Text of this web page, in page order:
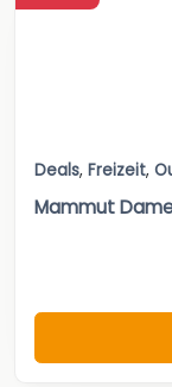
Deals, Freizeit,
Mammut